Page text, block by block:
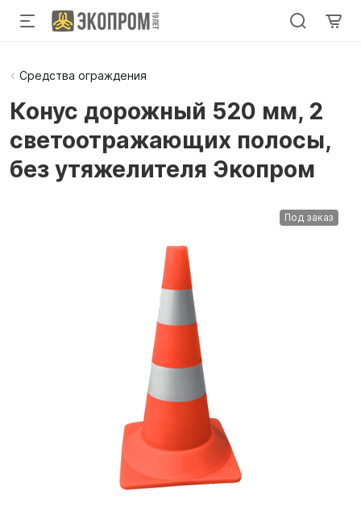
Средства ограждения
Конус дорожный 520 мм, 2
светоотражающих полосы,
без утяжелителя Экопром
Под заказ